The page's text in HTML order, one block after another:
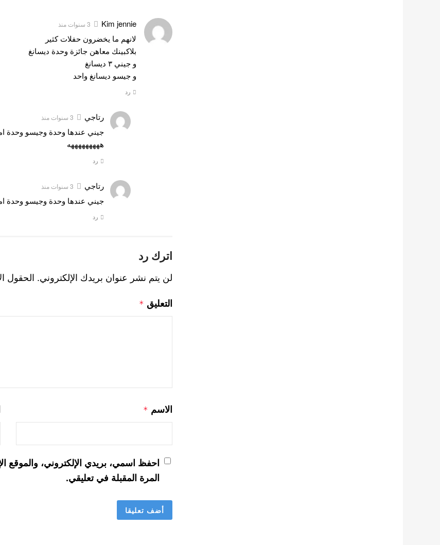
Kim jennie 3 سنوات منذ
لانهم ما يخضرون حفلات كثير
بلاكبينك معاهن جائزة وحدة ديسانغ
و جيني ٣ ديسانغ
و جيسو ديسانغ واحد
رد
رتاجي 3 سنوات منذ
هههههههههه
رد
رتاجي 3 سنوات منذ
جيني عندها وحدة وجيسو وحدة
رد
اترك رد
لن يتم نشر عنوان بريدك الإلكتروني. الحقول
التعليق *
الاسم *
احفظ اسمي، بريدي الإلكتروني، والموقع
المرة المقبلة في تعليقي.